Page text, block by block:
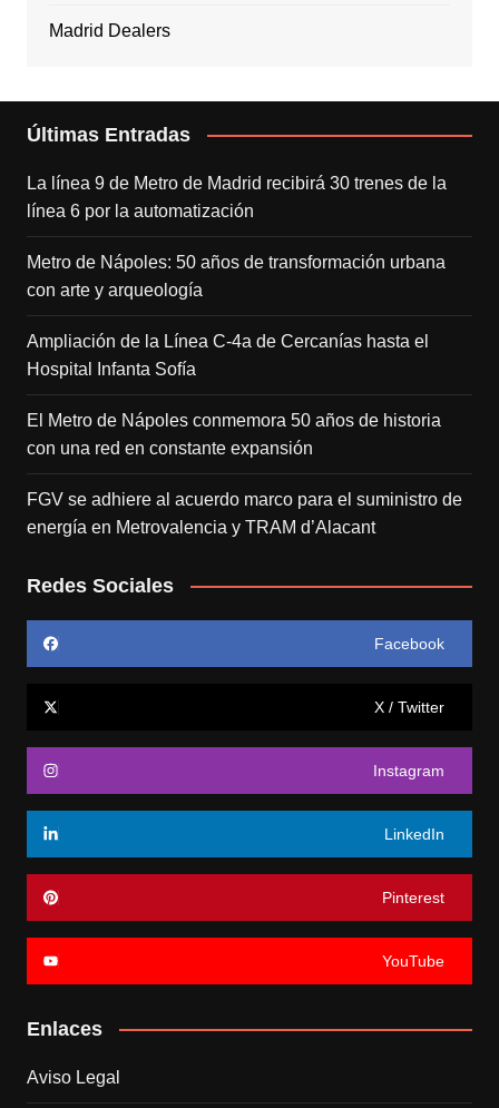
Madrid Dealers
Últimas Entradas
La línea 9 de Metro de Madrid recibirá 30 trenes de la
línea 6 por la automatización
Metro de Nápoles: 50 años de transformación urbana
con arte y arqueología
Ampliación de la Línea C-4a de Cercanías hasta el
Hospital Infanta Sofía
El Metro de Nápoles conmemora 50 años de historia
con una red en constante expansión
FGV se adhiere al acuerdo marco para el suministro de
energía en Metrovalencia y TRAM d’Alacant
Redes Sociales
Facebook
X / Twitter
Instagram
LinkedIn
Pinterest
YouTube
Enlaces
Aviso Legal